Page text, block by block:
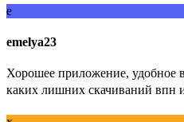
e
emelya23
Хорошее приложение, удобное
каких лишних скачиваний впн